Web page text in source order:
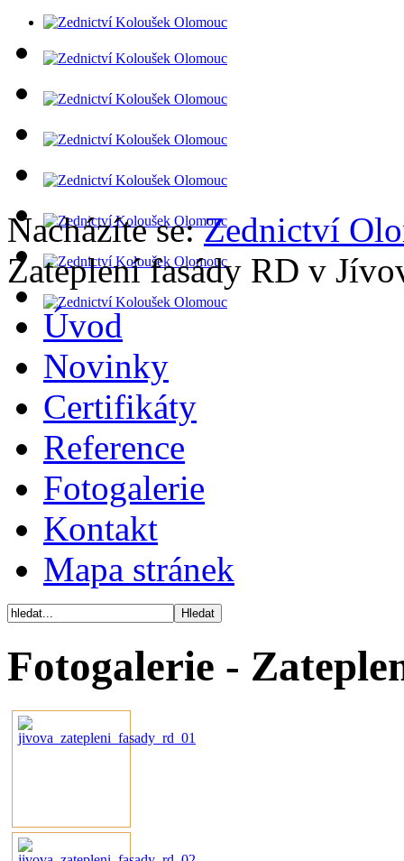
Nacházíte se:Zednictví
Zateplení fasády RD v
Úvod
Novinky
Certifikáty
Reference
Fotogalerie
Kontakt
Mapa stránek
Fotogalerie -